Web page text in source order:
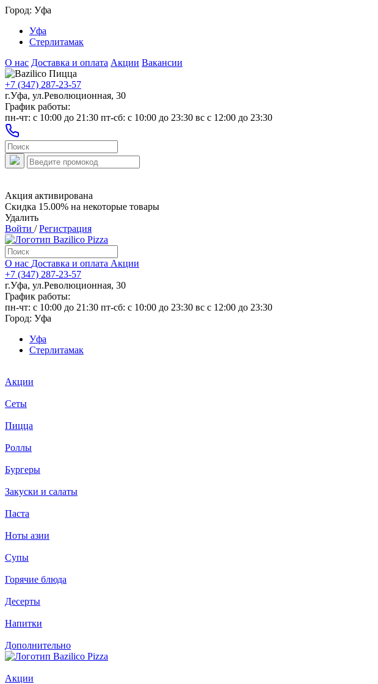
Город: Уфа
Уфа
Стерлитамак
О нас Доставка и оплата Акции Вакансии
+7 (347) 287-23-57
г.Уфа, ул.Революционная, 30
График работы:
пн-чт: c 10:00 до 21:30 пт-сб: c 10:00 до 23:30 вс с 12:00 до 23:30
Акция активирована
Скидка 15.00% на некоторые товары
Удалить
Войти /Регистрация
О нас Доставка и оплата Акции
+7 (347) 287-23-57
г.Уфа, ул.Революционная, 30
График работы:
пн-чт: c 10:00 до 21:30 пт-сб: c 10:00 до 23:30 вс с 12:00 до 23:30
Город: Уфа
Уфа
Стерлитамак
Акции
Сеты
Пицца
Роллы
Бургеры
Закуски и салаты
Паста
Ноты азии
Супы
Горячие блюда
Десерты
Напитки
Дополнительно
Акции